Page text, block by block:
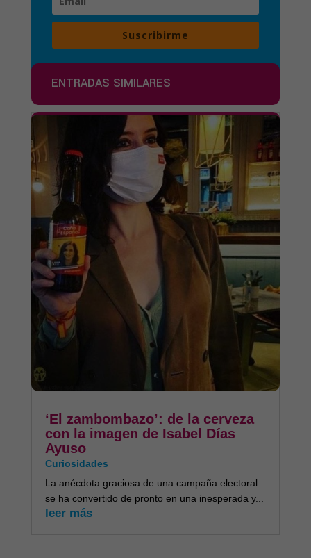
Suscribirme
ENTRADAS SIMILARES
‘El zambombazo’: de la cerveza
con la imagen de Isabel Días
Ayuso
Curiosidades
La anécdota graciosa de una campaña electoral
se ha convertido de pronto en una inesperada y...
leer más